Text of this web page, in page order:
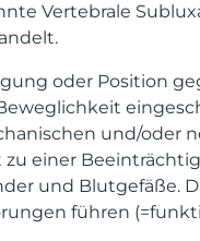
Vertebrale
oder Position
und/oder
einer
und Blutgefäße.
führen